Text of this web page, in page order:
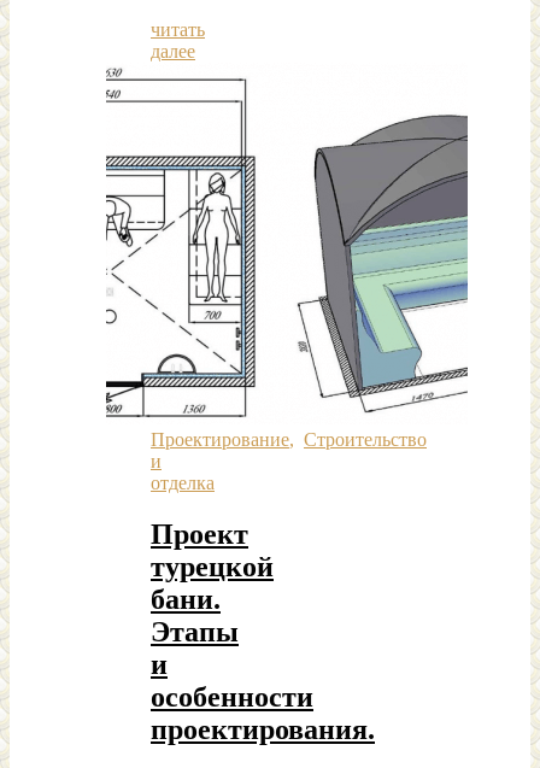
читать
далее
Проектирование, Строительство
и
отделка
Проект
турецкой
бани.
Этапы
и
особенности
проектирования.